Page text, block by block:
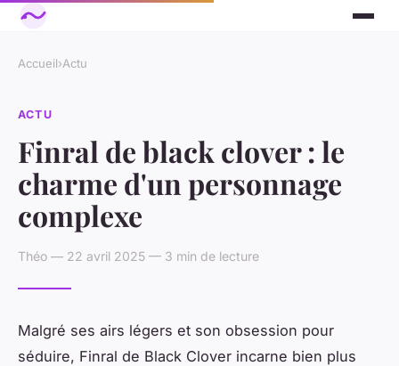
Accueil›Actu
ACTU
Finral de black clover : le
charme d'un personnage
complexe
Théo — 22 avril 2025 — 3 min de lecture
Malgré ses airs légers et son obsession pour
séduire, Finral de Black Clover incarne bien plus